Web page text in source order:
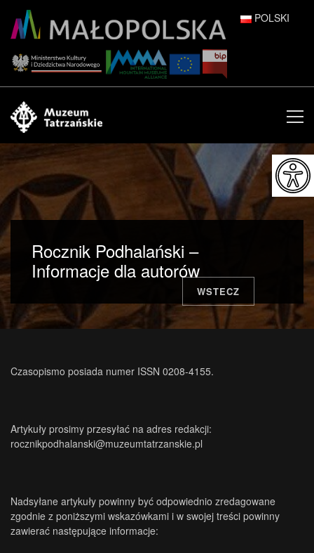
POLSKI
ENGLISH
ESPAÑOL
FRANÇAIS
ITALIANO
Rocznik Podhalański –
Informacje dla autorów
WSTECZ
Czasopismo posiada numer ISSN 0208-4155.
Artykuły prosimy przesyłać na adres redakcji:
rocznikpodhalanski@muzeumtatrzanskie.pl
Nadsyłane artykuły powinny być odpowiednio zredagowane
zgodnie z poniższymi wskazówkami i w swojej treści powinny
zawierać następujące informacje: